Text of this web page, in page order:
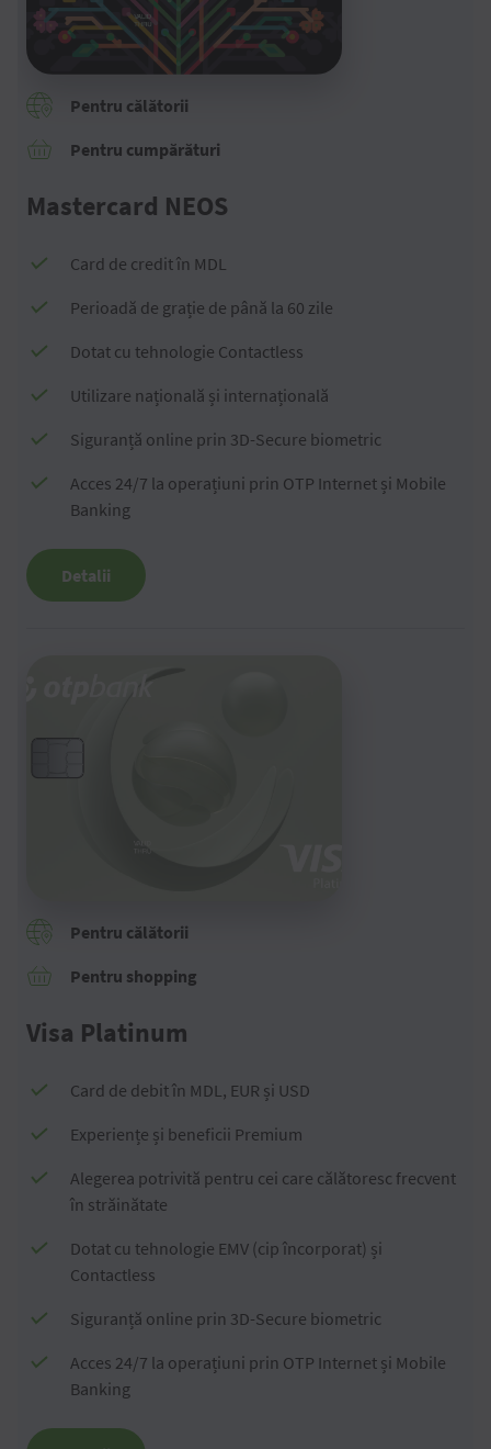
Pentru călătorii
Pentru cumpărături
Mastercard NEOS
Card de credit în MDL
Perioadă de grație de până la 60 zile
Dotat cu tehnologie Contactless
Utilizare națională și internațională
Siguranță online prin 3D-Secure biometric
Acces 24/7 la operațiuni prin OTP Internet și Mobile
Banking
Detalii
Pentru călătorii
Pentru shopping
Visa Platinum
Card de debit în MDL, EUR și USD
Experiențe și beneficii Premium
Alegerea potrivită pentru cei care călătoresc frecvent
în străinătate
Dotat cu tehnologie EMV (cip încorporat) și
Contactless
Siguranță online prin 3D-Secure biometric
Acces 24/7 la operațiuni prin OTP Internet și Mobile
Banking